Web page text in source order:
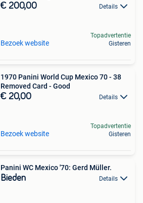
€ 200,00 Details
Bezoek website
Topadvertentie
Gisteren
1970 Panini World Cup Mexico 70 - 38
Removed Card - Good
€ 20,00 Details
Bezoek website
Topadvertentie
Gisteren
Panini WC Mexico '70: Gerd Müller.
Bieden Details